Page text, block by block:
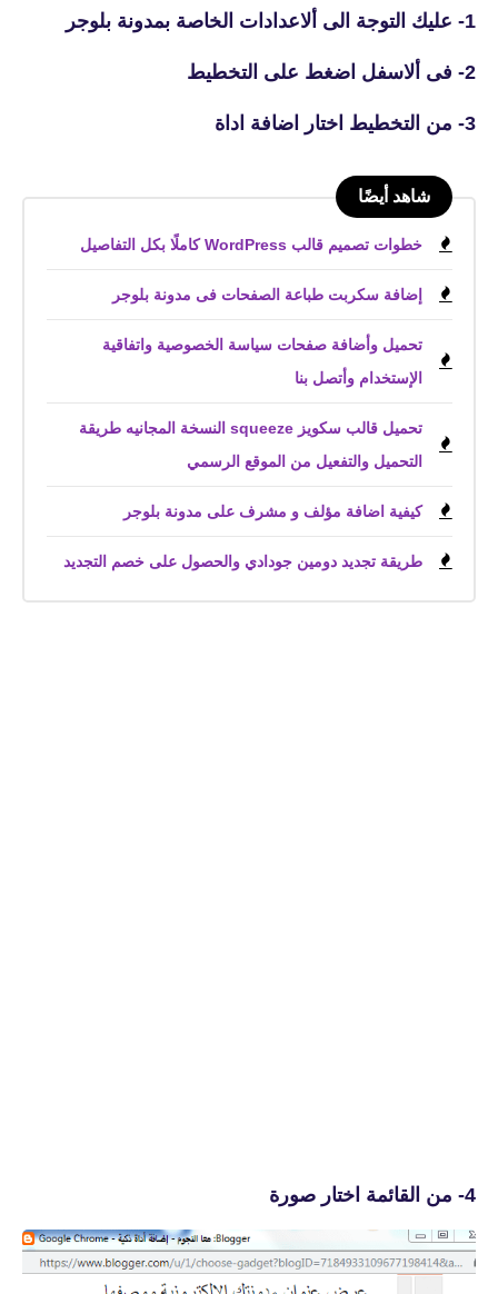
1- عليك التوجة الى ألاعدادات الخاصة بمدونة بلوجر
2- فى ألاسفل اضغط على التخطيط
3- من التخطيط اختار اضافة اداة
شاهد أيضًا
خطوات تصميم قالب WordPress كاملًا بكل التفاصيل
إضافة سكربت طباعة الصفحات فى مدونة بلوجر
تحميل وأضافة صفحات سياسة الخصوصية واتفاقية
الإستخدام وأتصل بنا
تحميل قالب سكويز squeeze النسخة المجانيه طريقة
التحميل والتفعيل من الموقع الرسمي
كيفية اضافة مؤلف و مشرف على مدونة بلوجر
طريقة تجديد دومين جودادي والحصول على خصم التجديد
4- من القائمة اختار صورة